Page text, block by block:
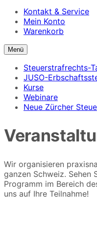
Kontakt & Service
Mein Konto
Warenkorb
Suchformular
Suchformular
Menü
Steuerstrafrechts-
JUSO-
Kurse
Webinare
Neue Zürcher
Wir organisieren
ganzen Schweiz. Sehen
Programm im Bereich
uns auf Ihre Teilnahme!